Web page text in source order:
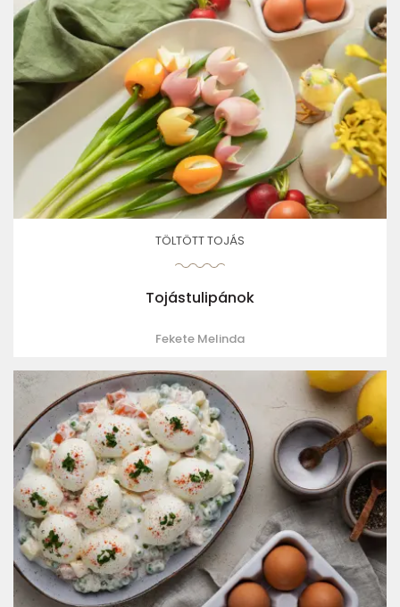
TÖLTÖTT TOJÁS
Tojástulipánok
Fekete Melinda